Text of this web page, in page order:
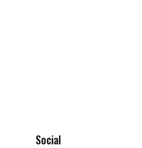
Social